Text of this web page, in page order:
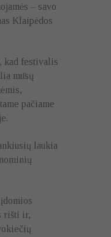
– savo
Klaipėdos
kad festivalis
mūsų
pačiame
laukia
rišti ir,